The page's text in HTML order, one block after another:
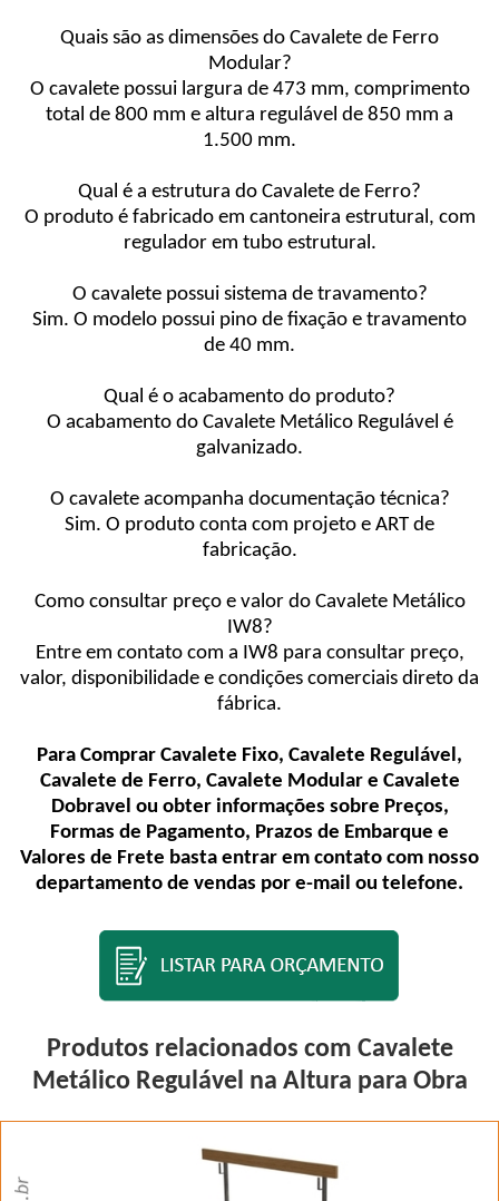
Quais são as dimensões do Cavalete de Ferro
Modular?
O cavalete possui largura de 473 mm, comprimento
total de 800 mm e altura regulável de 850 mm a
1.500 mm.
Qual é a estrutura do Cavalete de Ferro?
O produto é fabricado em cantoneira estrutural, com
regulador em tubo estrutural.
O cavalete possui sistema de travamento?
Sim. O modelo possui pino de fixação e travamento
de 40 mm.
Qual é o acabamento do produto?
O acabamento do Cavalete Metálico Regulável é
galvanizado.
O cavalete acompanha documentação técnica?
Sim. O produto conta com projeto e ART de
fabricação.
Como consultar preço e valor do Cavalete Metálico
IW8?
Entre em contato com a IW8 para consultar preço,
valor, disponibilidade e condições comerciais direto da
fábrica.
Para Comprar Cavalete Fixo, Cavalete Regulável,
Cavalete de Ferro, Cavalete Modular e Cavalete
Dobravel ou obter informações sobre Preços,
Formas de Pagamento, Prazos de Embarque e
Valores de Frete basta entrar em contato com nosso
departamento de vendas por e-mail ou telefone.
Produtos relacionados com Cavalete
Metálico Regulável na Altura para Obra